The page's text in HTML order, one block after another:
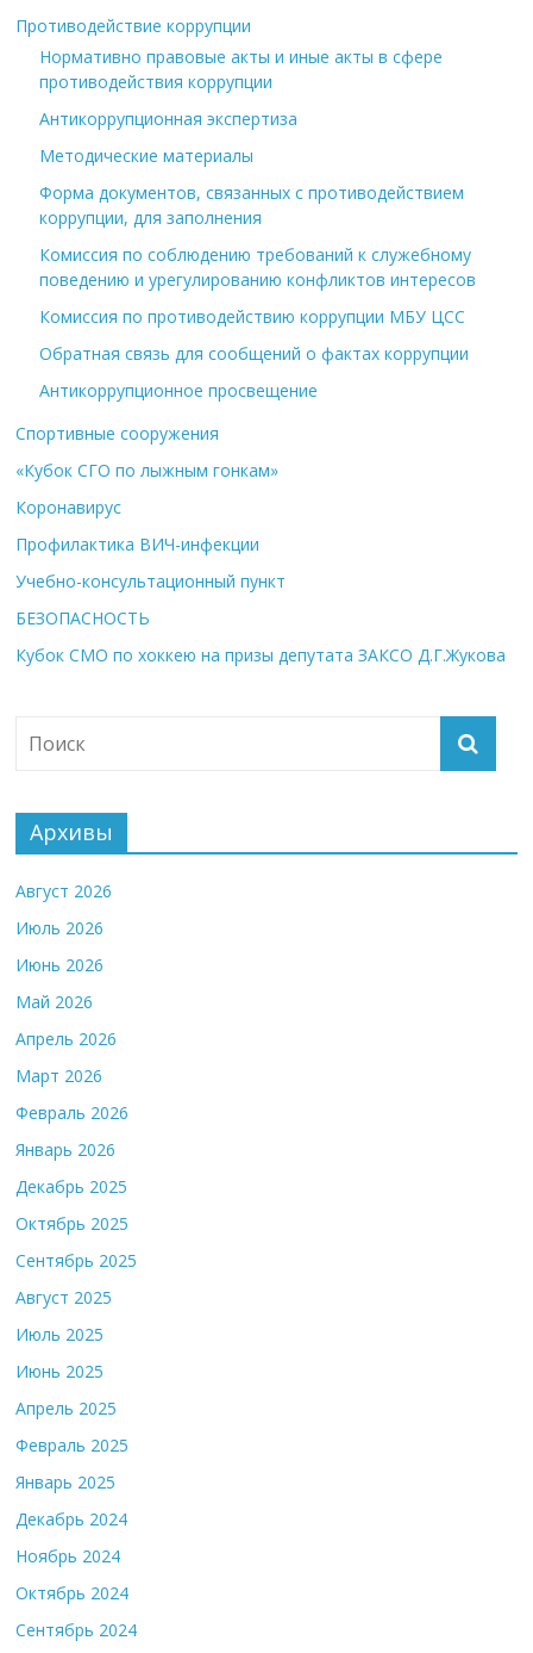
Противодействие коррупции
Нормативно правовые акты и иные акты в сфере
противодействия коррупции
Антикоррупционная экспертиза
Методические материалы
Форма документов, связанных с противодействием
коррупции, для заполнения
Комиссия по соблюдению требований к служебному
поведению и урегулированию конфликтов интересов
Комиссия по противодействию коррупции МБУ ЦСС
Обратная связь для сообщений о фактах коррупции
Антикоррупционное просвещение
Спортивные сооружения
«Кубок СГО по лыжным гонкам»
Коронавирус
Профилактика ВИЧ-инфекции
Учебно-консультационный пункт
БЕЗОПАСНОСТЬ
Кубок СМО по хоккею на призы депутата ЗАКСО Д.Г.Жукова
Архивы
Август 2026
Июль 2026
Июнь 2026
Май 2026
Апрель 2026
Март 2026
Февраль 2026
Январь 2026
Декабрь 2025
Октябрь 2025
Сентябрь 2025
Август 2025
Июль 2025
Июнь 2025
Апрель 2025
Февраль 2025
Январь 2025
Декабрь 2024
Ноябрь 2024
Октябрь 2024
Сентябрь 2024